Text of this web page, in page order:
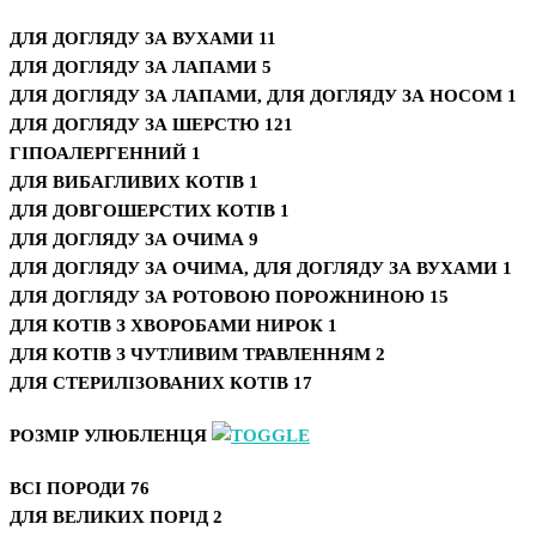
ДЛЯ ДОГЛЯДУ ЗА ВУХАМИ 11
ДЛЯ ДОГЛЯДУ ЗА ЛАПАМИ 5
ДЛЯ ДОГЛЯДУ ЗА ЛАПАМИ, ДЛЯ ДОГЛЯДУ ЗА НОСОМ 1
ДЛЯ ДОГЛЯДУ ЗА ШЕРСТЮ 121
ГІПОАЛЕРГЕННИЙ 1
ДЛЯ ВИБАГЛИВИХ КОТІВ 1
ДЛЯ ДОВГОШЕРСТИХ КОТІВ 1
ДЛЯ ДОГЛЯДУ ЗА ОЧИМА 9
ДЛЯ ДОГЛЯДУ ЗА ОЧИМА, ДЛЯ ДОГЛЯДУ ЗА ВУХАМИ 1
ДЛЯ ДОГЛЯДУ ЗА РОТОВОЮ ПОРОЖНИНОЮ 15
ДЛЯ КОТІВ З ХВОРОБАМИ НИРОК 1
ДЛЯ КОТІВ З ЧУТЛИВИМ ТРАВЛЕННЯМ 2
ДЛЯ СТЕРИЛІЗОВАНИХ КОТІВ 17
РОЗМІР УЛЮБЛЕНЦЯ
ВСІ ПОРОДИ 76
ДЛЯ ВЕЛИКИХ ПОРІД 2